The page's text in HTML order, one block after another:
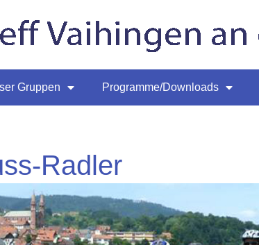
Gruppen Programme/Downloads
Radler